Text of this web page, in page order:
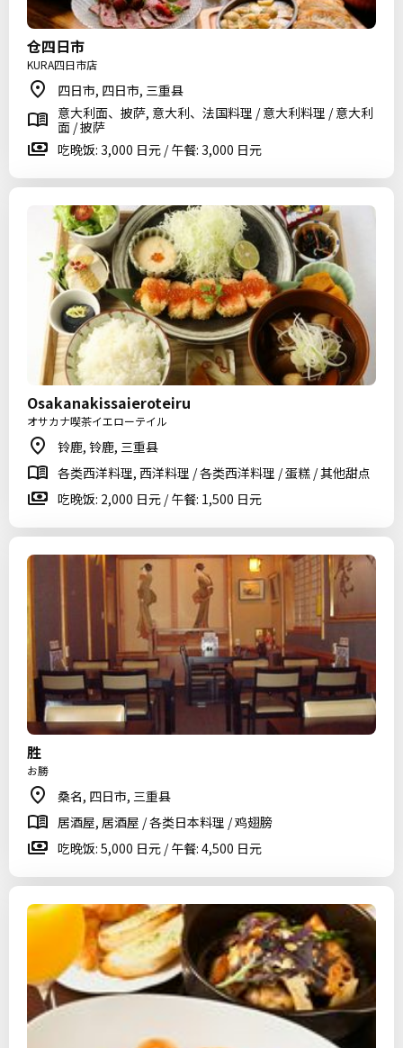
仓四日市
KURA四日市店
四日市, 四日市, 三重县
意大利面、披萨, 意大利、法国料理 / 意大利料理 / 意大利
面 / 披萨
吃晚饭: 3,000 日元 / 午餐: 3,000 日元
Osakanakissaieroteiru
オサカナ喫茶イエローテイル
铃鹿, 铃鹿, 三重县
各类西洋料理, 西洋料理 / 各类西洋料理 / 蛋糕 / 其他甜点
吃晚饭: 2,000 日元 / 午餐: 1,500 日元
胜
お勝
桑名, 四日市, 三重县
居酒屋, 居酒屋 / 各类日本料理 / 鸡翅膀
吃晚饭: 5,000 日元 / 午餐: 4,500 日元